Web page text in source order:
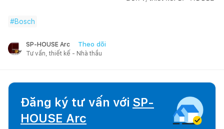
#Bosch
SP-HOUSE Arc Theo dõi
Tư vấn, thiết kế - Nhà thầu
Đăng ký tư vấn với SP-
HOUSE Arc